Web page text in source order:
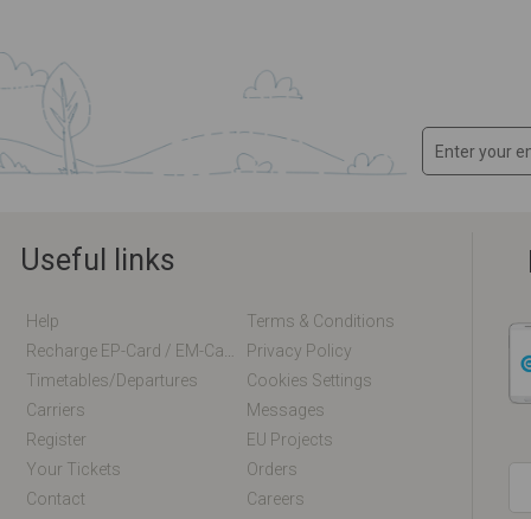
Useful links
Help
Terms & Conditions
Privacy Policy
Timetables/departures
Cookies Settings
Carriers
Messages
Register
EU Projects
Your Tickets
Orders
Contact
Careers